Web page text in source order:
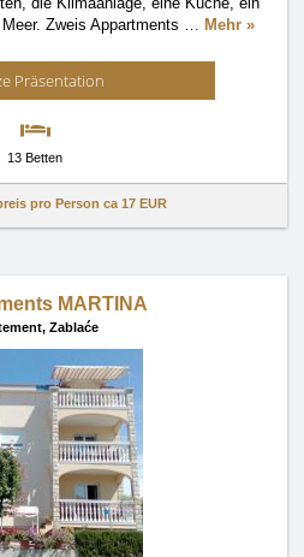
Zweis Appartments … Mehr »
Präsentation
13 Betten
pro Person ca 17 EUR
MARTINA
Zablaće